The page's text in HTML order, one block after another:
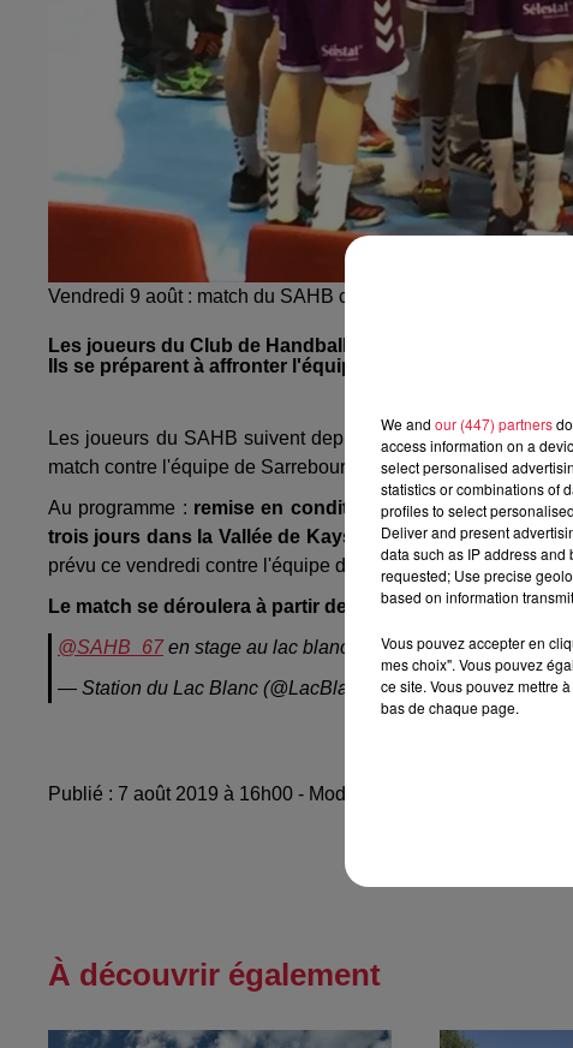
Vendredi 9 août : match du SAHB contre l'équipe de National
Les joueurs du Club de Handball de Sélestat sont partis
Ils se préparent à affronter l'équipe National 1 de
Les joueurs du SAHB suivent depuis ce mercredi 7 août, un
match contre l'équipe de Sarrebourg Moselle Sud qui aura
Au programme : remise en condition, randonnée
trois jours dans la Vallée de Kaysersbergva permettre à
prévu ce vendredi contre l'équipe de Sarrebourg Moselle Sud.
Le match se déroulera à partir de 19h30 à Labaroche.
@SAHB_67en stage au lac blanc encadrement par nos
— Station du Lac Blanc (@LacBlanc)
August 7, 2019
Publié : 7 août 2019 à 16h00 - Modifié : 10 mai 2021 à 10h53
À découvrir également
We and our (447) partners
access information on a
select personalised
statistics or combinations of
profiles to select
Deliver and present
data such as IP address
requested; Use precise
based on information
Vous pouvez accepter en
mes choix". Vous pouvez
ce site. Vous pouvez mettre
bas de chaque page.